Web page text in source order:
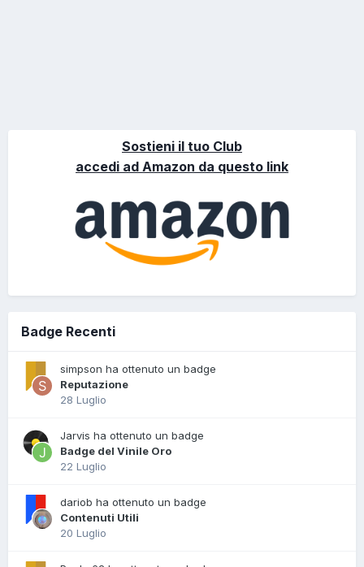
Sostieni il tuo Club
accedi ad Amazon da questo link
Badge Recenti
simpson ha ottenuto un badge
Reputazione
28 Luglio
Jarvis ha ottenuto un badge
Badge del Vinile Oro
22 Luglio
dariob ha ottenuto un badge
Contenuti Utili
20 Luglio